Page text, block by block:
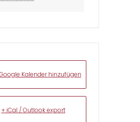
Kalender hinzufügen
+ iCal / Outlook export